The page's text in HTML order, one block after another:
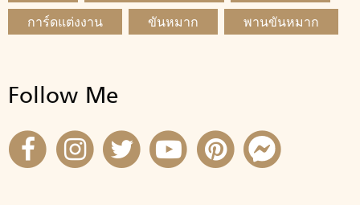
การ์ดแต่งงาน
ขันหมาก พานขันหมาก
Follow Me